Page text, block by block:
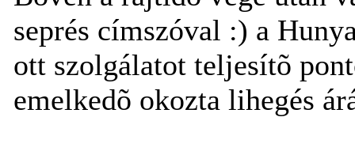
seprés címszóval :) a
ott szolgálatot teljesítõ
emelkedõ okozta lihegés